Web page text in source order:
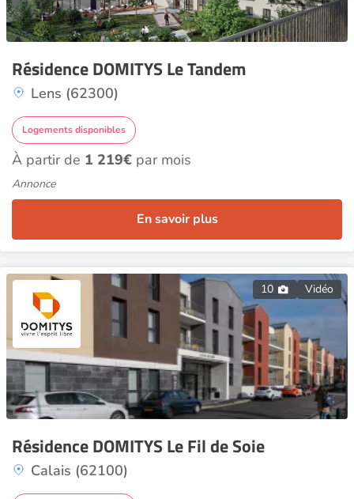
Résidence DOMITYS Le Tandem
Lens (62300)
Logements disponibles
À partir de 1 219€ par mois
Annonce
En savoir plus
10 Vidéo
Résidence DOMITYS Le Fil de Soie
Calais (62100)